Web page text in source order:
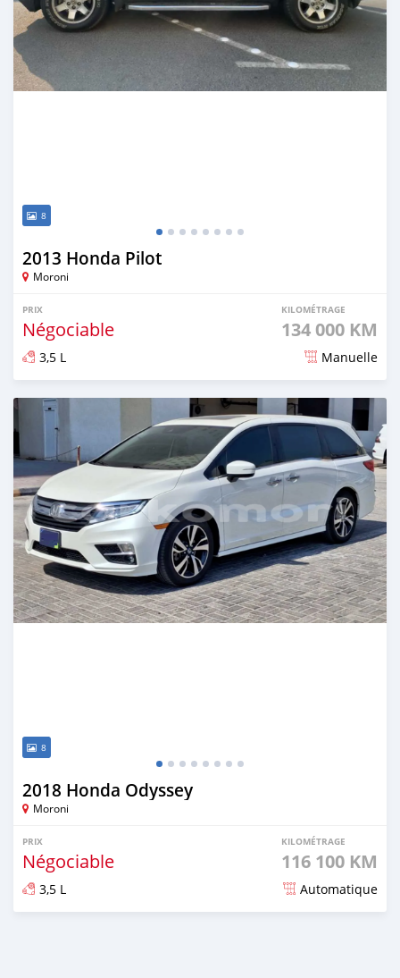
8
2013 Honda Pilot
Moroni
PRIX
Négociable
KILOMÉTRAGE
134 000 KM
3,5 L Manuelle
Publié il y a 8 mois
8
2018 Honda Odyssey
Moroni
PRIX
Négociable
KILOMÉTRAGE
116 100 KM
3,5 L Automatique